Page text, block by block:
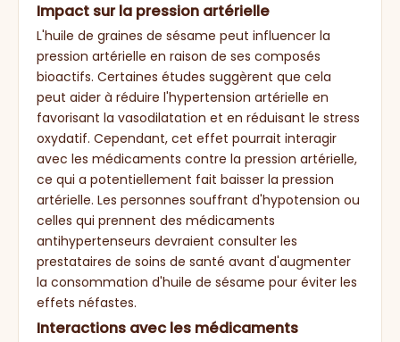
Impact sur la pression artérielle
L'huile de graines de sésame peut influencer la
pression artérielle en raison de ses composés
bioactifs. Certaines études suggèrent que cela
peut aider à réduire l'hypertension artérielle en
favorisant la vasodilatation et en réduisant le stress
oxydatif. Cependant, cet effet pourrait interagir
avec les médicaments contre la pression artérielle,
ce qui a potentiellement fait baisser la pression
artérielle. Les personnes souffrant d'hypotension ou
celles qui prennent des médicaments
antihypertenseurs devraient consulter les
prestataires de soins de santé avant d'augmenter
la consommation d'huile de sésame pour éviter les
effets néfastes.
Interactions avec les médicaments